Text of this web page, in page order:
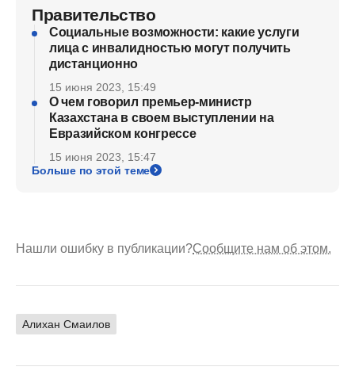
Правительство
Социальные возможности: какие услуги
лица с инвалидностью могут получить
дистанционно
15 июня 2023, 15:49
О чем говорил премьер-министр
Казахстана в своем выступлении на
Евразийском конгрессе
15 июня 2023, 15:47
Больше по этой теме
Нашли ошибку в публикации?Сообщите нам об этом.
Алихан Смаилов